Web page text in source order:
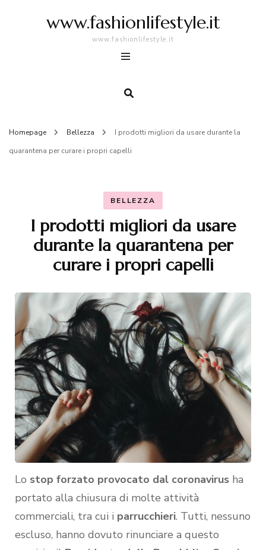
www.fashionlifestyle.it
www.fashionlifestyle.it
Homepage Bellezza
I prodotti migliori da usare durante la
quarantena per curare i propri capelli
BELLEZZA
I prodotti migliori da usare
durante la quarantena per
curare i propri capelli
Lo stop forzato provocato dal coronavirus ha
portato alla chiusura di molte attività
commerciali, tra cui i parrucchieri. Tutti, nessuno
escluso, hanno dovuto rinunciare a questo